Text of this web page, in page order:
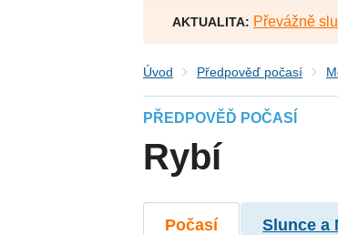
AKTUALITA: Převážně
Úvod Předpověď počasí
PŘEDPOVĚĎ POČASÍ
Rybí
Počasí Slunce a